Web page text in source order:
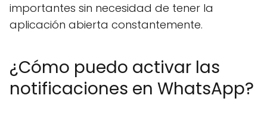
importantes sin necesidad de tener la
aplicación abierta constantemente.
¿Cómo puedo activar las
notificaciones en WhatsApp?